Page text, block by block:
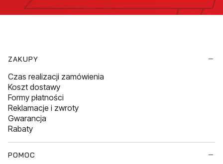
ZAKUPY
Czas realizacji zamówienia
Koszt dostawy
Formy płatności
Reklamacje i zwroty
Gwarancja
Rabaty
POMOC